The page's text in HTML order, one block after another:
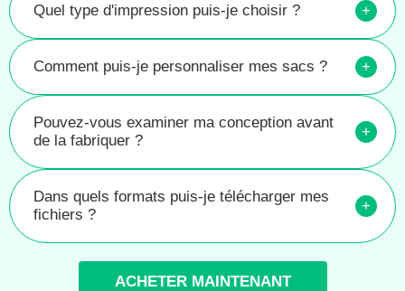
Quel type d'impression puis-je choisir ? +
Comment puis-je personnaliser mes sacs ? +
Pouvez-vous examiner ma conception avant
de la fabriquer ?
+
Dans quels formats puis-je télécharger mes
fichiers ?
+
ACHETER MAINTENANT